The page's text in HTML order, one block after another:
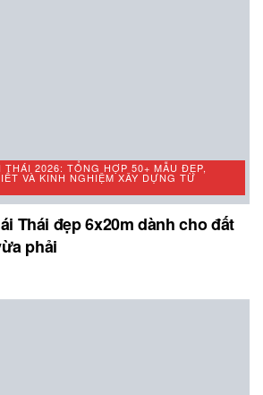
2026: TỔNG HỢP 50+ MẪU ĐẸP,
VÀ KINH NGHIỆM XÂY DỰNG TỪ
Thái đẹp 6x20m dành cho đất
phải